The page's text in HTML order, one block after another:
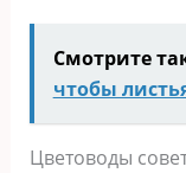
Смотрите
чтобы
Цветоводы